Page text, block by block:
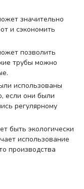
значительно
и сэкономить
позволить
трубы можно
использованы
если они были
регулярному
быть экологически
использование
производства